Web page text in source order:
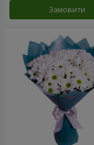
Замовити